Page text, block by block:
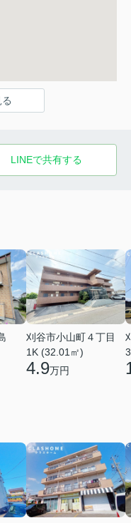
LINEで共有する
刈谷市小山町４丁目
1K (32.01㎡)
4.9万円